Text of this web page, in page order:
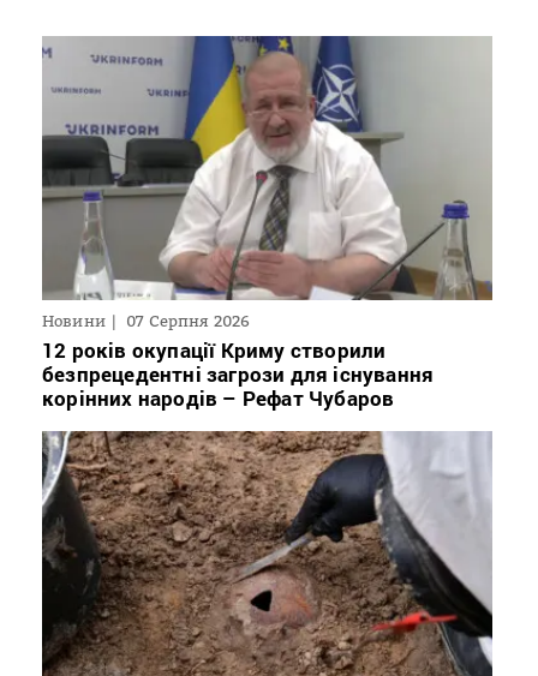
Новини 07 Серпня 2026
12 років окупації Криму створили
безпрецедентні загрози для існування
корінних народів – Рефат Чубаров